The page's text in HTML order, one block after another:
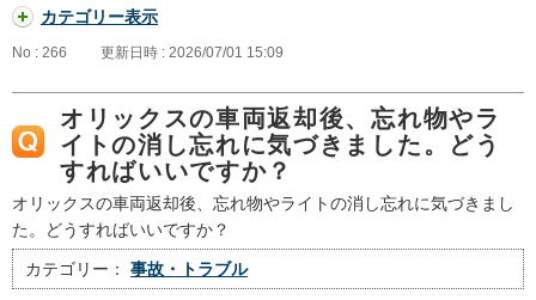
カテゴリー表示
No : 266 更新日時 : 2026/07/01 15:09
オリックスの車両返却後、忘れ物やラ
イトの消し忘れに気づきました。どう
すればいいですか？
オリックスの車両返却後、忘れ物やライトの消し忘れに気づきまし
た。どうすればいいですか？
カテゴリー： 事故・トラブル